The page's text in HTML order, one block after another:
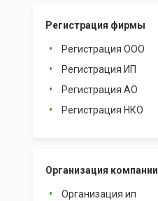
Регистрация фирмы
Регистрация ООО
Регистрация ИП
Регистрация АО
Регистрация НКО
Организация компании
Организация ип